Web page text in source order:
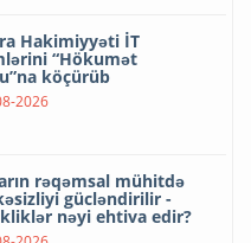
Hakimiyyəti İT
“Hökumət
köçürüb
2026
rəqəmsal mühitdə
gücləndirilir -
nəyi ehtiva edir?